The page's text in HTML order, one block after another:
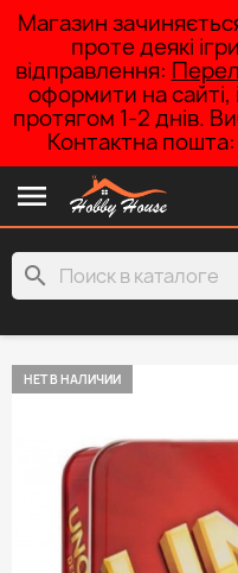
Магазин
проте деякі
відправлення:
оформити на сайті,
протягом 1-2 днів.
Контактна

search
НЕТ В НАЛИЧИИ